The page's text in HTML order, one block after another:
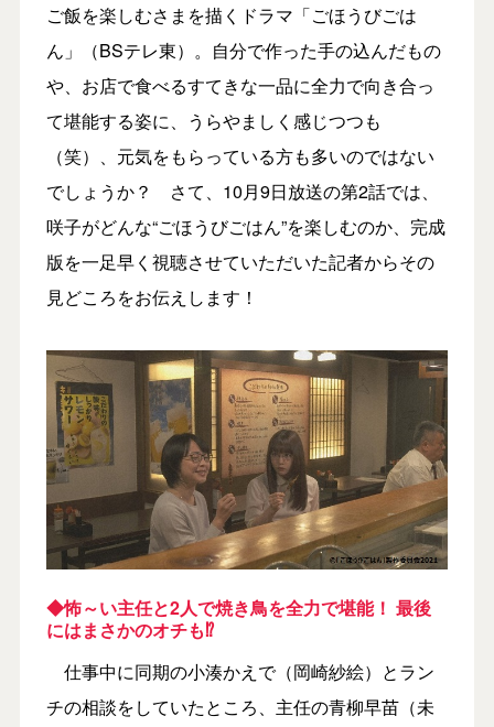
ご飯を楽しむさまを描くドラマ「ごほうびごは
ん」（BSテレ東）。自分で作った手の込んだもの
や、お店で食べるすてきな一品に全力で向き合っ
て堪能する姿に、うらやましく感じつつも
（笑）、元気をもらっている方も多いのではない
でしょうか？ さて、10月9日放送の第2話では、
咲子がどんな“ごほうびごはん”を楽しむのか、完成
版を一足早く視聴させていただいた記者からその
見どころをお伝えします！
◆怖～い主任と2人で焼き鳥を全力で堪能！ 最後
にはまさかのオチも⁉
仕事中に同期の小湊かえで（岡崎紗絵）とラン
チの相談をしていたところ、主任の青柳早苗（未